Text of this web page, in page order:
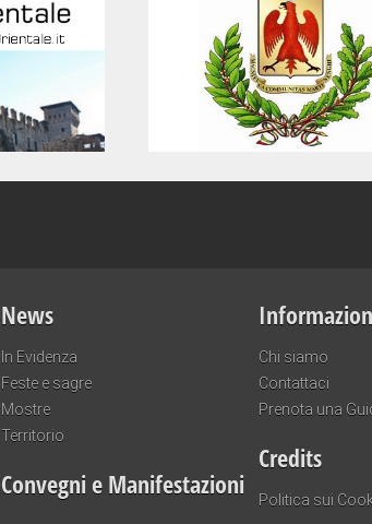
News
In Evidenza
Feste e sagre
Mostre
Territorio
Convegni e Manifestazioni
Chi siamo
Contattaci
Prenota una
Credits
Politica sui